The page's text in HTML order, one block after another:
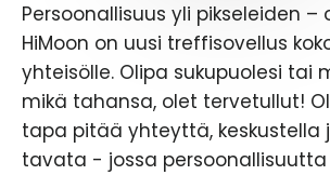
Persoonallisuus yli pikseleiden –
HiMoon on uusi treffisovellus
yhteisölle. Olipa sukupuolesi tai
mikä tahansa, olet tervetullut!
tapa pitää yhteyttä, keskustella
tavata - jossa persoonallisuutta